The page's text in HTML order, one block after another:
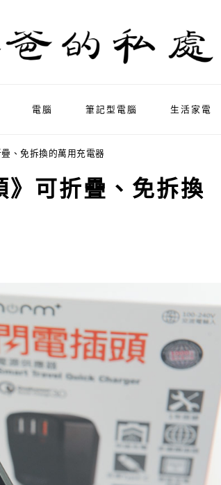
電腦 筆記型電腦 生活家電
、免拆換的萬用充電器
可折疊、免拆換